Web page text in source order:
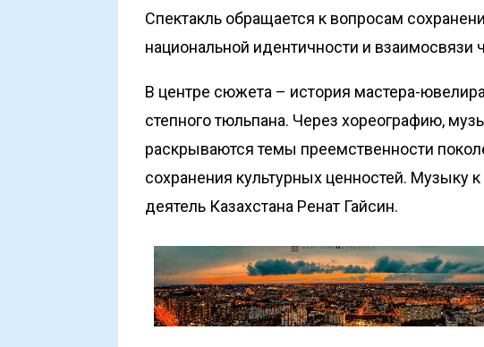
Спектакль обращается к вопросам
национальной идентичности и взаимосвязи
В центре сюжета – история мастера-
степного тюльпана. Через хореографию,
раскрываются темы преемственности
сохранения культурных ценностей. Музыку
деятель Казахстана Ренат Гайсин.